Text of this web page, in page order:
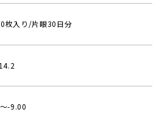
枚入り/片眼30日分
-9.00